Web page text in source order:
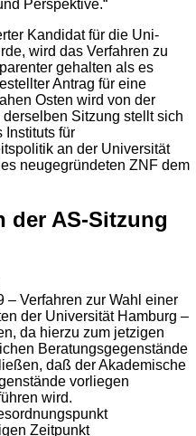
Perspektive.“
Kandidat für die Uni-
wird das Verfahren zu
gehalten als es
Antrag für eine
Osten wird von der
derselben Sitzung stellt sich
Instituts für
an der Universität
neugegründeten ZNF dem
der AS-Sitzung
– Verfahren zur Wahl einer
der Universität Hamburg –
da hierzu zum jetzigen
Beratungsgegenstände
daß der Akademische
vorliegen
wird.
Zeitpunkt